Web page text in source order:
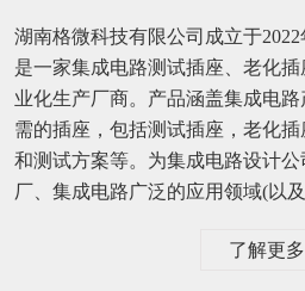
湖南格微科技有限公司成立于
是一家集成电路测试插座、老化
业化生产厂商。产品涵盖集成电
需的插座，包括测试插座，老化
和测试方案等。为集成电路设计
厂、集成电路广泛的应用领域(以
了解更多